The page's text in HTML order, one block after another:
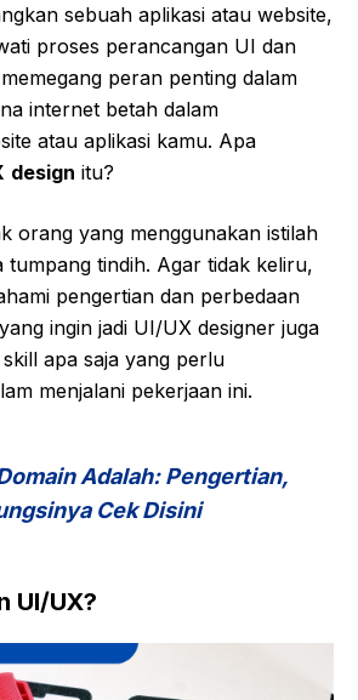
sebuah aplikasi atau website,
proses perancangan UI dan
peran penting dalam
internet betah dalam
atau aplikasi kamu. Apa
design itu?
orang yang menggunakan istilah
tumpang tindih. Agar tidak keliru,
pengertian dan perbedaan
ingin jadi UI/UX designer juga
apa saja yang perlu
menjalani pekerjaan ini.
Adalah: Pengertian,
Cek Disini
UI/UX?